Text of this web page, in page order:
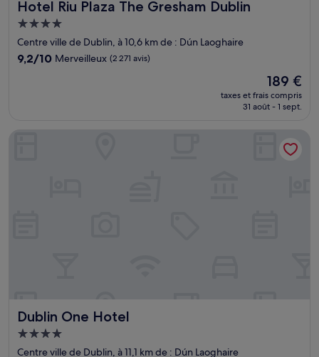
Hotel Riu Plaza The Gresham Dublin
Hotel Riu Plaza The Gresham Dublin
Hébergement
4.0 étoiles
Centre ville de Dublin, à 10,6 km de : Dún Laoghaire
9.2
9,2/10 Merveilleux (2 271 avis)
Le
nouveau
prix
de
189 €
189 €
taxes et frais compris
31 août - 1 sept.
Dublin One Hotel
Dublin One Hotel
Hébergement
4.0 étoiles
Centre ville de Dublin, à 11,1 km de : Dún Laoghaire